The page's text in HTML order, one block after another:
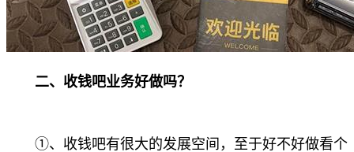
二、收钱吧业务好做吗？
①、收钱吧有很大的发展空间，至于好不好做看个